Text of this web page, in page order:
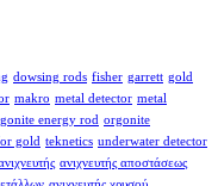
dowsing rods fisher garrett gold
makro metal detector metal
energy rod orgonite
gold teknetics underwater detector
ανιχνευτής αποστάσεως